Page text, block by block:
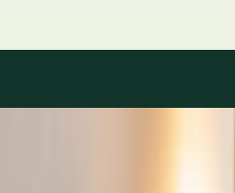
especialistas